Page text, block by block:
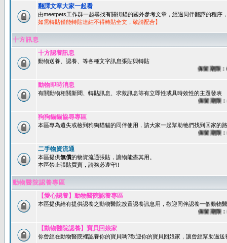
翻譯文章大家一起看
由meetpets工作群一起尋找有關街貓的國外參考文章，經過同伴翻譯的程序
如需轉貼僅能轉貼連結不得轉貼全文，敬請配合】
十方訊息
十方認養訊息
動物送養、認養、等各種文字訊息張貼與轉貼
保留期限：60
動物即時消息
有關動物相關新聞、轉貼訊息、求救訊息等有立即性或具時效性的主題發表
保留期限：45
狗狗貓貓協尋專區
本區專為遺失或檢到狗狗貓貓的同伴使用，請大家一起幫助牠們找到回家的
保留期限：60
二手物資流通
本區提供無償的物資流通張貼，讓物能盡其用。
本區禁止張貼買賣，請務必遵守!!
動物醫院認養專區
【愛心認養】動物醫院認養專區
本區提供給有提供認養之動物醫院放置認養訊息用，歡迎同伴認養一個動物
保留期限：60
【動物醫院認養】寶貝回娘家
你曾經在動物醫院裡認養你的寶貝嗎?歡迎你的寶貝回娘家，讓曾經幫助過